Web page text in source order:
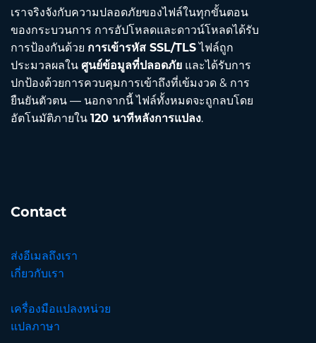
เราจริงจังกับความปลอดภัยของไฟล์ในทุกขั้นตอน
ของกระบวนการ การอัปโหลดและดาวน์โหลดได้รับ
การป้องกันด้วย การเข้ารหัส SSL/TLSไฟล์ถูก
ประมวลผลใน ศูนย์ข้อมูลที่ปลอดภัย และได้รับการ
ปกป้องด้วยการควบคุมการเข้าถึงที่เข้มงวด & การ
ยืนยันตัวตน — นอกจากนี้ ไฟล์ทั้งหมดจะถูกลบโดย
อัตโนมัติภายใน 120 นาทีหลังการแปลง.
Contact
ส่งอีเมลถึงเรา
เกี่ยวกับเรา
เครื่องมือแปลงหน่วย
แปลภาษา